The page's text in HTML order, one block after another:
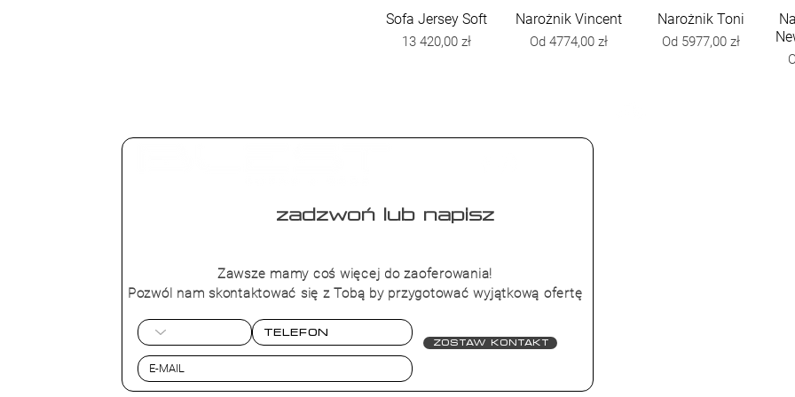
Podgląd
Sofa Jersey Soft
Cena
13 420,00 zł
Podgląd
Narożnik Vincent
Od4774,00 zł
Cena rabatowa
Podgląd
Narożnik Toni
Od 5977,00 zł
Cena rabatowa
zadzwoń lub napisz
Zawsze mamy coś więcej do zaoferowania!
Pozwól nam skontaktować się z Tobą by przygotować wyjątkową ofertę
Zostaw kontakt